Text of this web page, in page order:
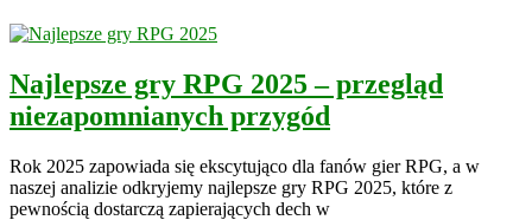
Najlepsze gry RPG 2025 – przegląd
niezapomnianych przygód
Rok 2025 zapowiada się ekscytująco dla fanów gier RPG, a w
naszej analizie odkryjemy najlepsze gry RPG 2025, które z
pewnością dostarczą zapierających dech w